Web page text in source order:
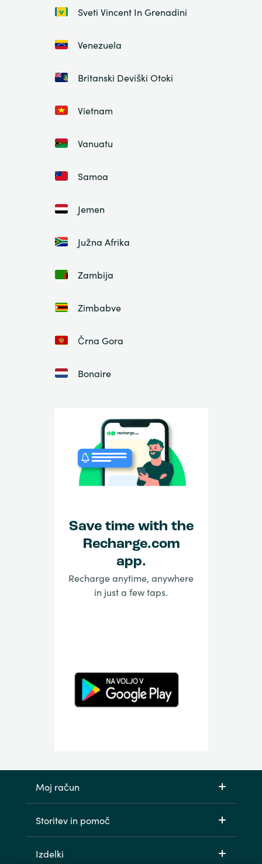
Sveti Vincent In Grenadini
Venezuela
Britanski Deviški Otoki
Vietnam
Vanuatu
Samoa
Jemen
Južna Afrika
Zambija
Zimbabve
Črna Gora
Bonaire
Save time with the
Recharge.com
app.
Recharge anytime, anywhere
in just a few taps.
Moj račun
Storitev in pomoč
Izdelki